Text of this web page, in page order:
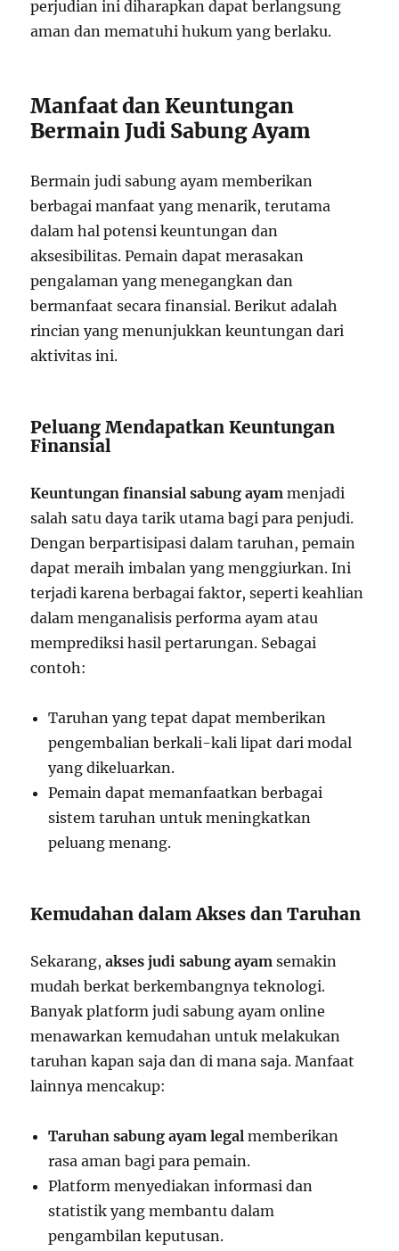
perjudian ini diharapkan dapat berlangsung
aman dan mematuhi hukum yang berlaku.
Manfaat dan Keuntungan
Bermain Judi Sabung Ayam
Bermain judi sabung ayam memberikan
berbagai manfaat yang menarik, terutama
dalam hal potensi keuntungan dan
aksesibilitas. Pemain dapat merasakan
pengalaman yang menegangkan dan
bermanfaat secara finansial. Berikut adalah
rincian yang menunjukkan keuntungan dari
aktivitas ini.
Peluang Mendapatkan Keuntungan
Finansial
Keuntungan finansial sabung ayam menjadi
salah satu daya tarik utama bagi para penjudi.
Dengan berpartisipasi dalam taruhan, pemain
dapat meraih imbalan yang menggiurkan. Ini
terjadi karena berbagai faktor, seperti keahlian
dalam menganalisis performa ayam atau
memprediksi hasil pertarungan. Sebagai
contoh:
Taruhan yang tepat dapat memberikan
pengembalian berkali-kali lipat dari modal
yang dikeluarkan.
Pemain dapat memanfaatkan berbagai
sistem taruhan untuk meningkatkan
peluang menang.
Kemudahan dalam Akses dan Taruhan
Sekarang,akses judi sabung ayam semakin
mudah berkat berkembangnya teknologi.
Banyak platform judi sabung ayam online
menawarkan kemudahan untuk melakukan
taruhan kapan saja dan di mana saja. Manfaat
lainnya mencakup:
Taruhan sabung ayam legal memberikan
rasa aman bagi para pemain.
Platform menyediakan informasi dan
statistik yang membantu dalam
pengambilan keputusan.